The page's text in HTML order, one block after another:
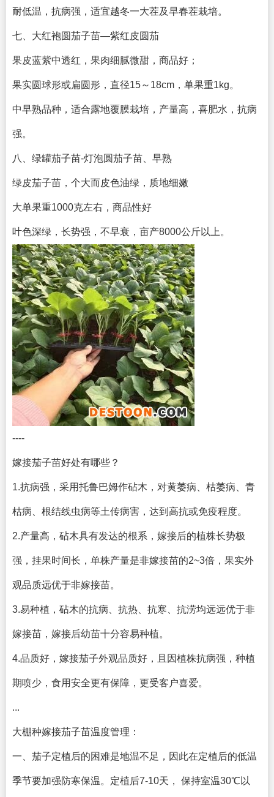
耐低温，抗病强，适宜越冬一大茬及早春茬栽培。
七、大红袍圆茄子苗—紫红皮圆茄
果皮蓝紫中透红，果肉细腻微甜，商品好；
果实圆球形或扁圆形，直径15～18cm，单果重1kg。
中早熟品种，适合露地覆膜栽培，产量高，喜肥水，抗病
强。
八、绿罐茄子苗-灯泡圆茄子苗、早熟
绿皮茄子苗，个大而皮色油绿，质地细嫩
大单果重1000克左右，商品性好
叶色深绿，长势强，不早衰，亩产8000公斤以上。
----
嫁接茄子苗好处有哪些？
1.抗病强，采用托鲁巴姆作砧木，对黄萎病、枯萎病、青
枯病、根结线虫病等土传病害，达到高抗或免疫程度。
2.产量高，砧木具有发达的根系，嫁接后的植株长势极
强，挂果时间长，单株产量是非嫁接苗的2~3倍，果实外
观品质远优于非嫁接苗。
3.易种植，砧木的抗病、抗热、抗寒、抗涝均远远优于非
嫁接苗，嫁接后幼苗十分容易种植。
4.品质好，嫁接茄子外观品质好，且因植株抗病强，种植
期喷少，食用安全更有保障，更受客户喜爱。
...
大棚种嫁接茄子苗温度管理：
一、茄子定植后的困难是地温不足，因此在定植后的低温
季节要加强防寒保温。定植后7-10天， 保持室温30℃以